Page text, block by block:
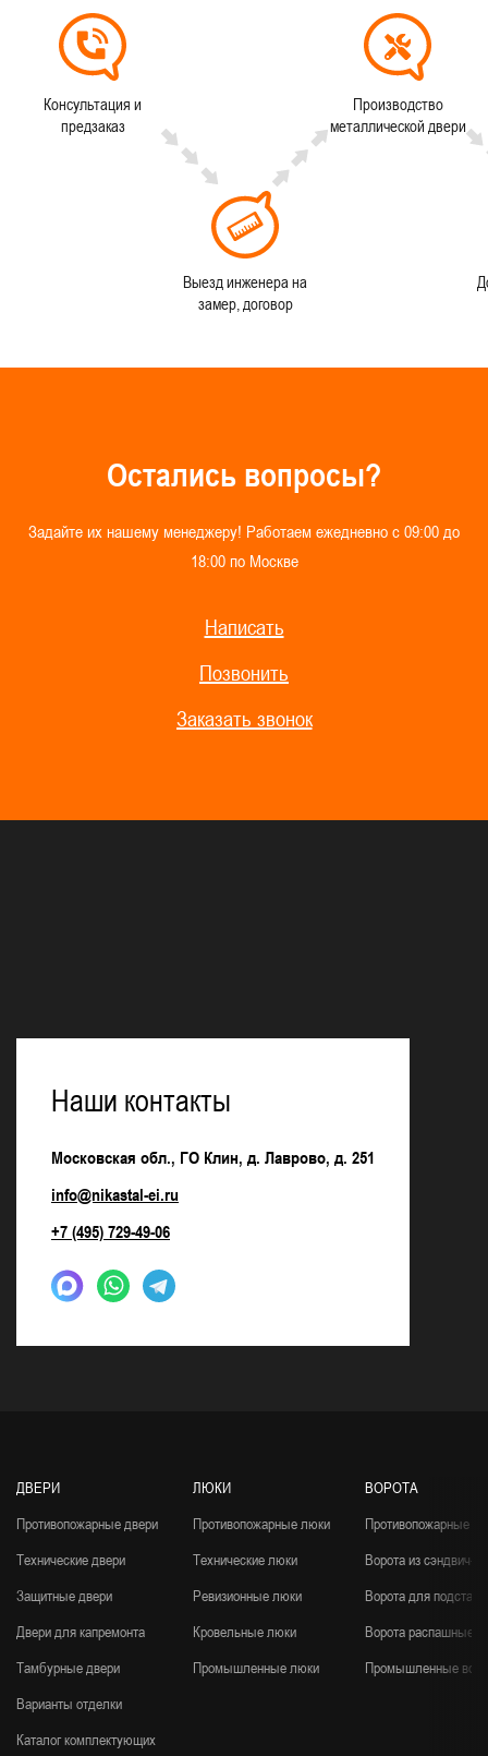
Консультация и
предзаказ
Выезд инженера на
замер, договор
Производство
металлической двери
Остались вопросы?
Задайте их нашему менеджеру! Работаем ежедневно с 09:00 до
18:00 по Москве
Написать
Позвонить
Заказать звонок
Наши контакты
Московская обл., ГО Клин, д. Лаврово, д. 251
info@nikastal-ei.ru
+7 (495) 729-49-06
ДВЕРИ
Противопожарные двери
Технические двери
Защитные двери
Двери для капремонта
Тамбурные двери
Варианты отделки
Каталог комплектующих
ЛЮКИ
Противопожарные люки
Технические люки
Ревизионные люки
Кровельные люки
Промышленные люки
ВОРОТА
Противопожарные
Ворота из сэндвич-
Ворота для
Ворота распашные
Промышленные